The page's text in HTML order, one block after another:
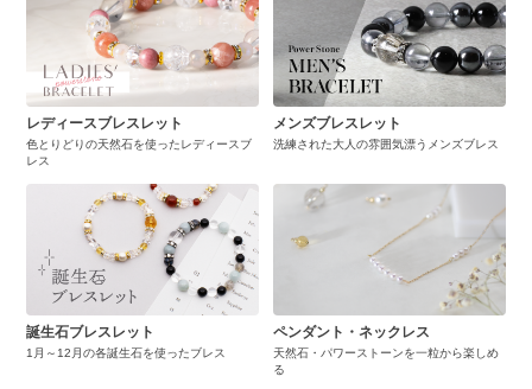
レディースブレスレット
色とりどりの天然石を使ったレディースブ
レス
メンズブレスレット
洗練された大人の雰囲気漂うメンズブレス
誕生石ブレスレット
1月～12月の各誕生石を使ったブレス
ペンダント・ネックレス
天然石・パワーストーンを一粒から楽しめ
る